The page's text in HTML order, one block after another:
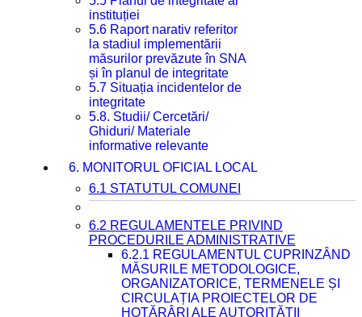
instituției
5.6 Raport narativ referitor
la stadiul implementării
măsurilor prevăzute în SNA
și în planul de integritate
5.7 Situația incidentelor de
integritate
5.8. Studii/ Cercetări/
Ghiduri/ Materiale
informative relevante
6. MONITORUL OFICIAL LOCAL
6.1 STATUTUL COMUNEI
6.2 REGULAMENTELE PRIVIND
PROCEDURILE ADMINISTRATIVE
6.2.1 REGULAMENTUL CUPRINZÂND
MĂSURILE METODOLOGICE,
ORGANIZATORICE, TERMENELE ȘI
CIRCULAȚIA PROIECTELOR DE
HOTĂRÂRI ALE AUTORITĂȚII